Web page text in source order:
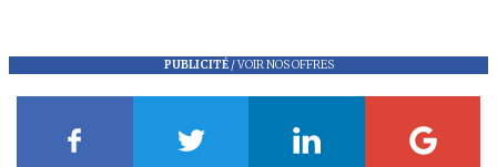
PUBLICITÉ/VOIR NOS OFFRES